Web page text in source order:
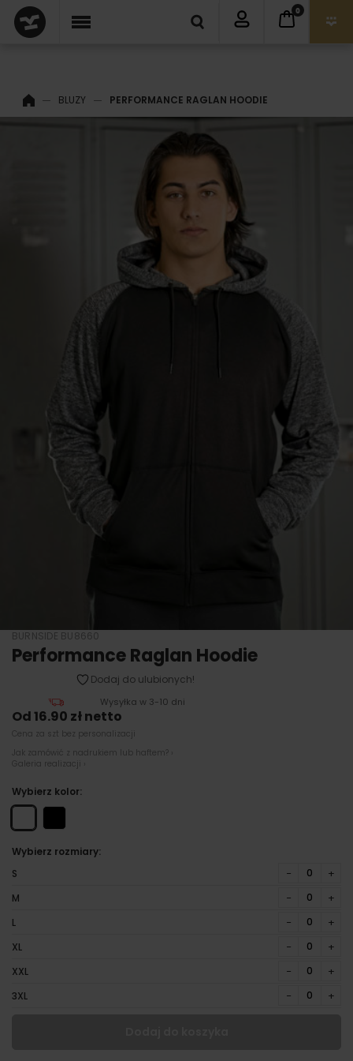
0
BLUZY PERFORMANCE RAGLAN HOODIE
BURNSIDE BU8660
Performance Raglan Hoodie
Dodaj do ulubionych!
Wysyłka w 3-10 dni
Od 16.90 zł netto
Cena za szt bez personalizacji
Jak zamówić z nadrukiem lub haftem? ›
Galeria realizacji ›
Wybierz kolor:
Wybierz rozmiary:
S
− +
M − +
L − +
XL − +
XXL − +
3XL − +